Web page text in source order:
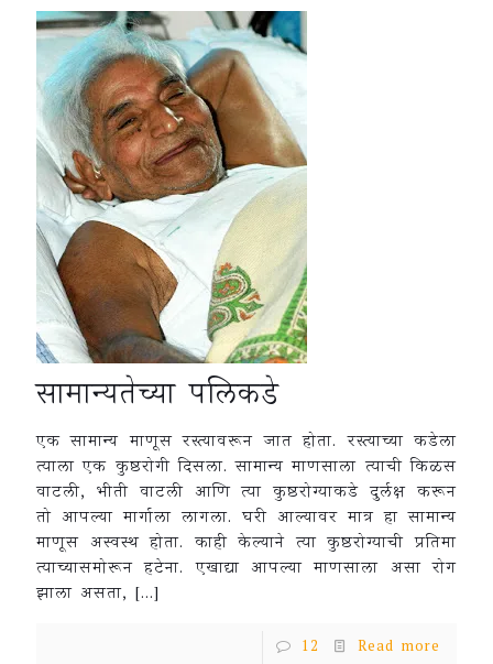
सामान्यतेच्या पलिकडे
एक सामान्य माणूस रस्त्यावरून जात होता. रस्त्याच्या कडेला
त्याला एक कुष्ठरोगी दिसला. सामान्य माणसाला त्याची किळस
वाटली, भीती वाटली आणि त्या कुष्ठरोग्याकडे दुर्लक्ष करून
तो आपल्या मार्गाला लागला. घरी आल्यावर मात्र हा सामान्य
माणूस अस्वस्थ होता. काही केल्याने त्या कुष्ठरोग्याची प्रतिमा
त्याच्यासमोरून हटेना. एखाद्या आपल्या माणसाला असा रोग
झाला असता, […]
12 Read more